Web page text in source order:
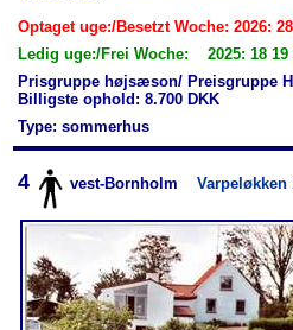
Optaget uge:/Besetzt Woche: 2026:
Ledig uge:/Frei Woche: 2025: 18 19
Prisgruppe højsæson/ Preisgruppe
Billigste ophold: 8.700 DKK
Type: sommerhus
4 vest-Bornholm